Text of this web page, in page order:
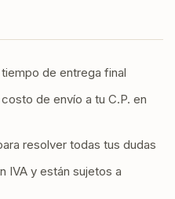
de entrega final
de envío a tu C.P. en
resolver todas tus dudas
IVA y están sujetos a